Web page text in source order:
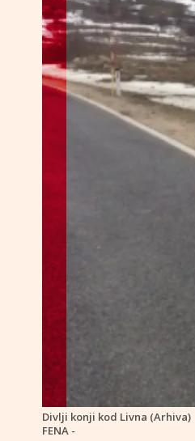
Divlji konji kod Livna (Arhiva)
FENA -